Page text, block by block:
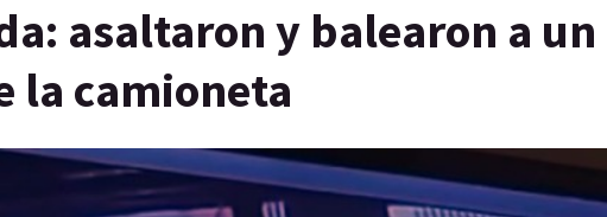
asaltaron y balearon a un
la camioneta